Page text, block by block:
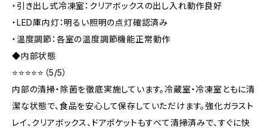
・引き出し式冷凍室：クリアボックスの出し入れ動作良好
・LED庫内灯：明るい照明の点灯確認済み
・温度調節：各室の温度調節機能正常動作
◆内部状態
⭐⭐⭐⭐⭐（5/5）
内部の清掃・除菌を徹底実施しています。冷蔵室・冷凍室ともに清
潔な状態で、食品を安心して保存していただけます。強化ガラスト
レイ、クリアボックス、ドアポケットもすべて清掃済みで、すぐに快